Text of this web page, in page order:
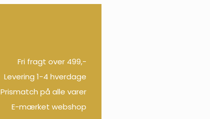
Fri fragt over 499,-
Levering 1-4 hverdage
Prismatch på alle varer
E-mærket webshop